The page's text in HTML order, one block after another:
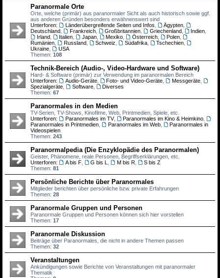
Paranormale Orte
Orte, welche (primär) aus paranormaler Sicht als auch historisch sowie ggf.
aus anderen Gründen besonders erwähnenswert sind
Unterforen:
Länderübergreifende Seiten und Infos Ägypten
Deutschland
Frankreich, Großbritannien Griechenland, Indien
Irland, Italien Japan, Mexiko Österreich, Polen
Rumänien
Russland, Schweiz Südafrika, Tschechien
Ukraine
USA
Themen: 108
Technik-Bereich (Audio-, Video-Hardware und Software)
Hard- & Software (primär) zur Verwendung im paranormalen Bereich
Unterforen:
Audio-Geräte, Foto- und Video-Geräte Messgeräte,
Spezialgeräte
Software,
Diverses
Themen: 67
Paranormales in den Medien
TV-Serien, TV-Shows, Kinofilme, Web, Printmedien, Spiele, etc.
Unterforen:
Paranormales im TV, Paranormales im Kino & Heimkino
Paranormales in Printmedien
Paranormales im Web,
Paranormales in
Videospielen
Themen: 243
Paranormalpedia (Die Enzyklopädie des Paranormalen)
Geister, Phänomene, reale Personen, Begriffserklärungen, etc.
Unterforen:
A bis F, G bis L M bis R,
S bis Z
Themen: 81
Persönliche Berichte über Paranormales
Mitglieder berichten über persönliche bzw. private Erfahrungen
Themen: 28
Paranormale Gruppen und Personen
Paranormale Gruppen und Personen können sich hier vorstellen
Themen: 17
Paranormale Diskussion
Beiträge über Paranormales, die nicht in andere Themen passen
Themen: 32
Veranstaltungen
Ankündigungen sowie Berichte von Veranstaltungen mit paranormaler
Thematik